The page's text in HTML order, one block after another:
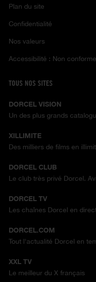
Plan du site
Confidentialité
Nos valeurs
Accessibilité : Non conforme
TOUS NOS SITES
DORCEL VISION
Un des plus grands
XILLIMITE
Des milliers de films en
DORCEL CLUB
Le club très privé Dorcel.
DORCEL TV
Les chaînes Dorcel en
DORCEL.COM
Tout l'actualité Dorcel en
XXL TV
Le meilleur du X français